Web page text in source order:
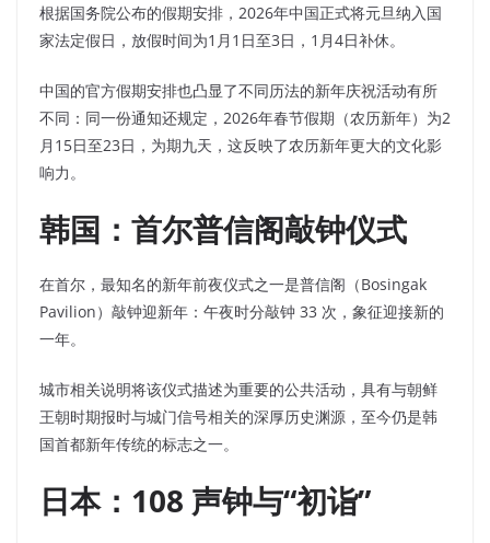
根据国务院公布的假期安排，2026年中国正式将元旦纳入国
家法定假日，放假时间为1月1日至3日，1月4日补休。
中国的官方假期安排也凸显了不同历法的新年庆祝活动有所
不同：同一份通知还规定，2026年春节假期（农历新年）为2
月15日至23日，为期九天，这反映了农历新年更大的文化影
响力。
韩国：首尔普信阁敲钟仪式
在首尔，最知名的新年前夜仪式之一是普信阁（Bosingak
Pavilion）敲钟迎新年：午夜时分敲钟 33 次，象征迎接新的
一年。
城市相关说明将该仪式描述为重要的公共活动，具有与朝鲜
王朝时期报时与城门信号相关的深厚历史渊源，至今仍是韩
国首都新年传统的标志之一。
日本：108 声钟与“初诣”